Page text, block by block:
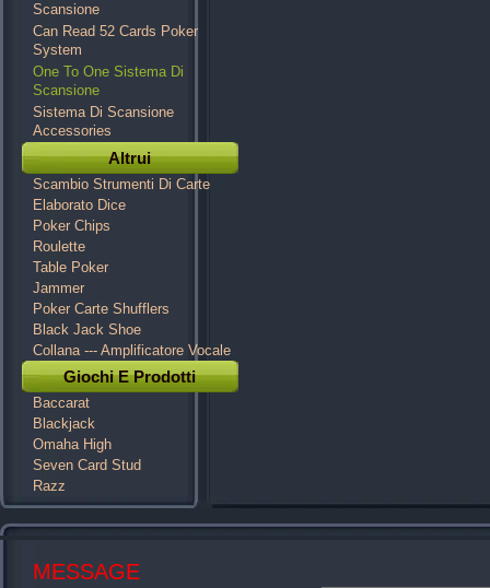
Scansione
Can Read 52 Cards Poker
System
One To One Sistema Di
Scansione
Sistema Di Scansione
Accessories
Altrui
Scambio Strumenti Di Carte
Elaborato Dice
Poker Chips
Roulette
Table Poker
Jammer
Poker Carte Shufflers
Black Jack Shoe
Collana --- Amplificatore Vocale
Giochi E Prodotti
Baccarat
Blackjack
Omaha High
Seven Card Stud
Razz
MESSAGE